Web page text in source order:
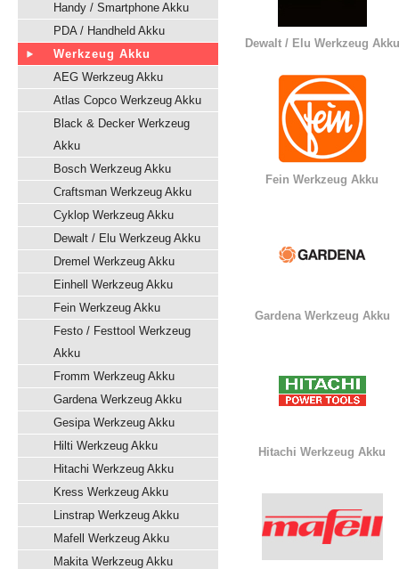
Handy / Smartphone Akku
PDA / Handheld Akku
Werkzeug Akku
AEG Werkzeug Akku
Atlas Copco Werkzeug Akku
Black & Decker Werkzeug
Akku
Bosch Werkzeug Akku
Craftsman Werkzeug Akku
Cyklop Werkzeug Akku
Dewalt / Elu Werkzeug Akku
Dremel Werkzeug Akku
Einhell Werkzeug Akku
Fein Werkzeug Akku
Festo / Festtool Werkzeug
Akku
Fromm Werkzeug Akku
Gardena Werkzeug Akku
Gesipa Werkzeug Akku
Hilti Werkzeug Akku
Hitachi Werkzeug Akku
Kress Werkzeug Akku
Linstrap Werkzeug Akku
Mafell Werkzeug Akku
Makita Werkzeug Akku
Dewalt / Elu Werkzeug Akku
Fein Werkzeug Akku
Gardena Werkzeug Akku
Hitachi Werkzeug Akku